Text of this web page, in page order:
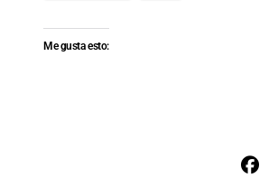
Me gusta esto: